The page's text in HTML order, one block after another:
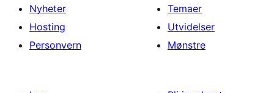
Nyheter
Hosting
Personvern
Temaer
Utvidelser
Mønstre